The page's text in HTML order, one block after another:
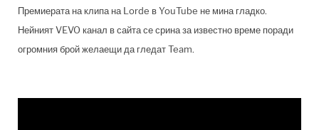
Премиерата на клипа на Lorde в YouTube не мина гладко.
Нейният VEVO канал в сайта се срина за известно време поради
огромния брой желаещи да гледат Team.